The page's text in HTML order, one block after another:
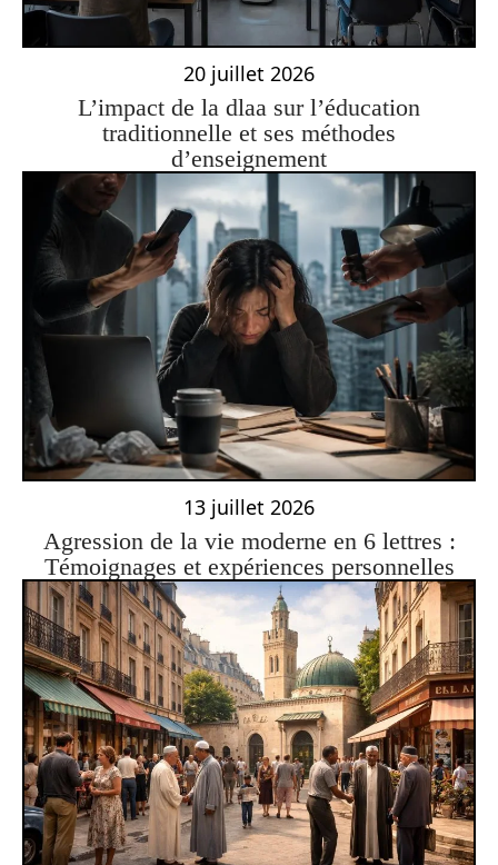
20 juillet 2026
L’impact de la dlaa sur l’éducation
traditionnelle et ses méthodes
d’enseignement
13 juillet 2026
Agression de la vie moderne en 6 lettres :
Témoignages et expériences personnelles